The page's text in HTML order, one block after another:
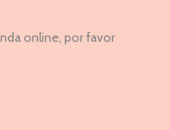
online, por favor